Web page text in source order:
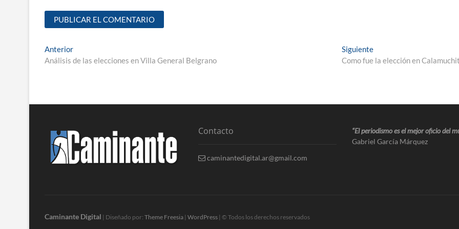
Anterior
Análisis de las elecciones en Villa General Belgrano
Siguiente
Como fue la elección en
Contacto
caminantedigital.ar@gmail.com
“El periodismo es el mejor oficio del
Gabriel García Márquez
Caminante Digital | Diseñado por: Theme Freesia | WordPress | © Todos los derechos reservados